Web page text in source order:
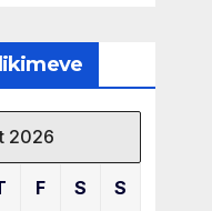
2026
F S S